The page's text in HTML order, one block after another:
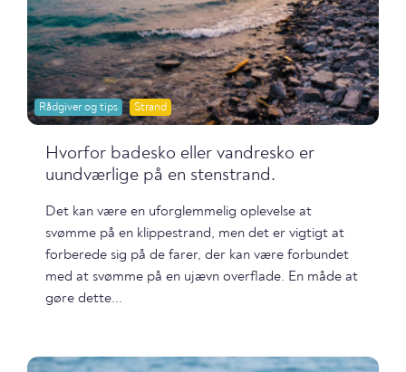
Rådgiver og tips Strand
Hvorfor badesko eller vandresko er
uundværlige på en stenstrand.
Det kan være en uforglemmelig oplevelse at
svømme på en klippestrand, men det er vigtigt at
forberede sig på de farer, der kan være forbundet
med at svømme på en ujævn overflade. En måde at
gøre dette...